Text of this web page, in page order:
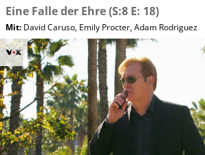
Eine Falle der Ehre(S:8 E: 18)
Mit: David Caruso, Emily Procter,Adam Rodriguez